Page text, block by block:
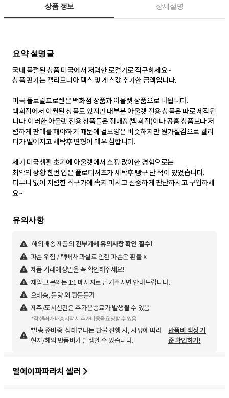
상품 정보 상세설명
요약 설명글
국내 품절된 상품 미국에서 저렴한 로컬가로 직구하세요~
상품 판가는 캘리포니아 텍스 및 게스값 추가한 금액입니다.
미국 폴로랄프로렌은 백화점 상품과 아울렛 상품으로 나뉩니다.
백화점에서 이월된 상품도 있지만 대부분 아울렛 전용 상품은 따로 제작됩
니다. 이러한 아울렛 전용 상품들은 정매장(백화점)이나 공홈 상품보다 저
렴하게 판매를 해야하기 때문에 겉모양은 비슷하지만 원가절감으로 퀄리
티가 떨어지고 세탁후 변형이 매우 심합니다.
제가 미국생활 초기에 아울렛에서 쇼핑 많이한 경험으로는
최악의 상황 한번 입은 폴로티셔츠가 세탁후 빵구 난 적이 있었습니다.
터무니 없이 저렴한 직구가에 속지 마시고 신중하게 판단하시고 구입하세
요~
유의사항
해외배송 제품의 관부가세 유의사항 확인 필수!
파손 위험 / 택배사 과실로 인한 파손은 환불 X
제품 거래예정일을 꼭 확인해주세요!
재입고 문의는 1:1 메시지로 남겨주시면 안내드립니다.
오배송, 불량 외 환불불가
제주/도서산간은 추가운송료가 발생될 수 있음
*각 셀러가 배송시작 시 추가비용을 요청할 수 있음
'발송 준비중' 상태부터는 환불 진행 시, 사유에 따라
현지/해외 반품비가 발생할 수 있습니다.
반품비 책정 기
준 확인하기!
엘에이파파라치 셀러